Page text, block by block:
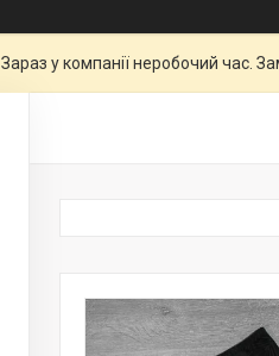
Зараз у компанії неробочий час.